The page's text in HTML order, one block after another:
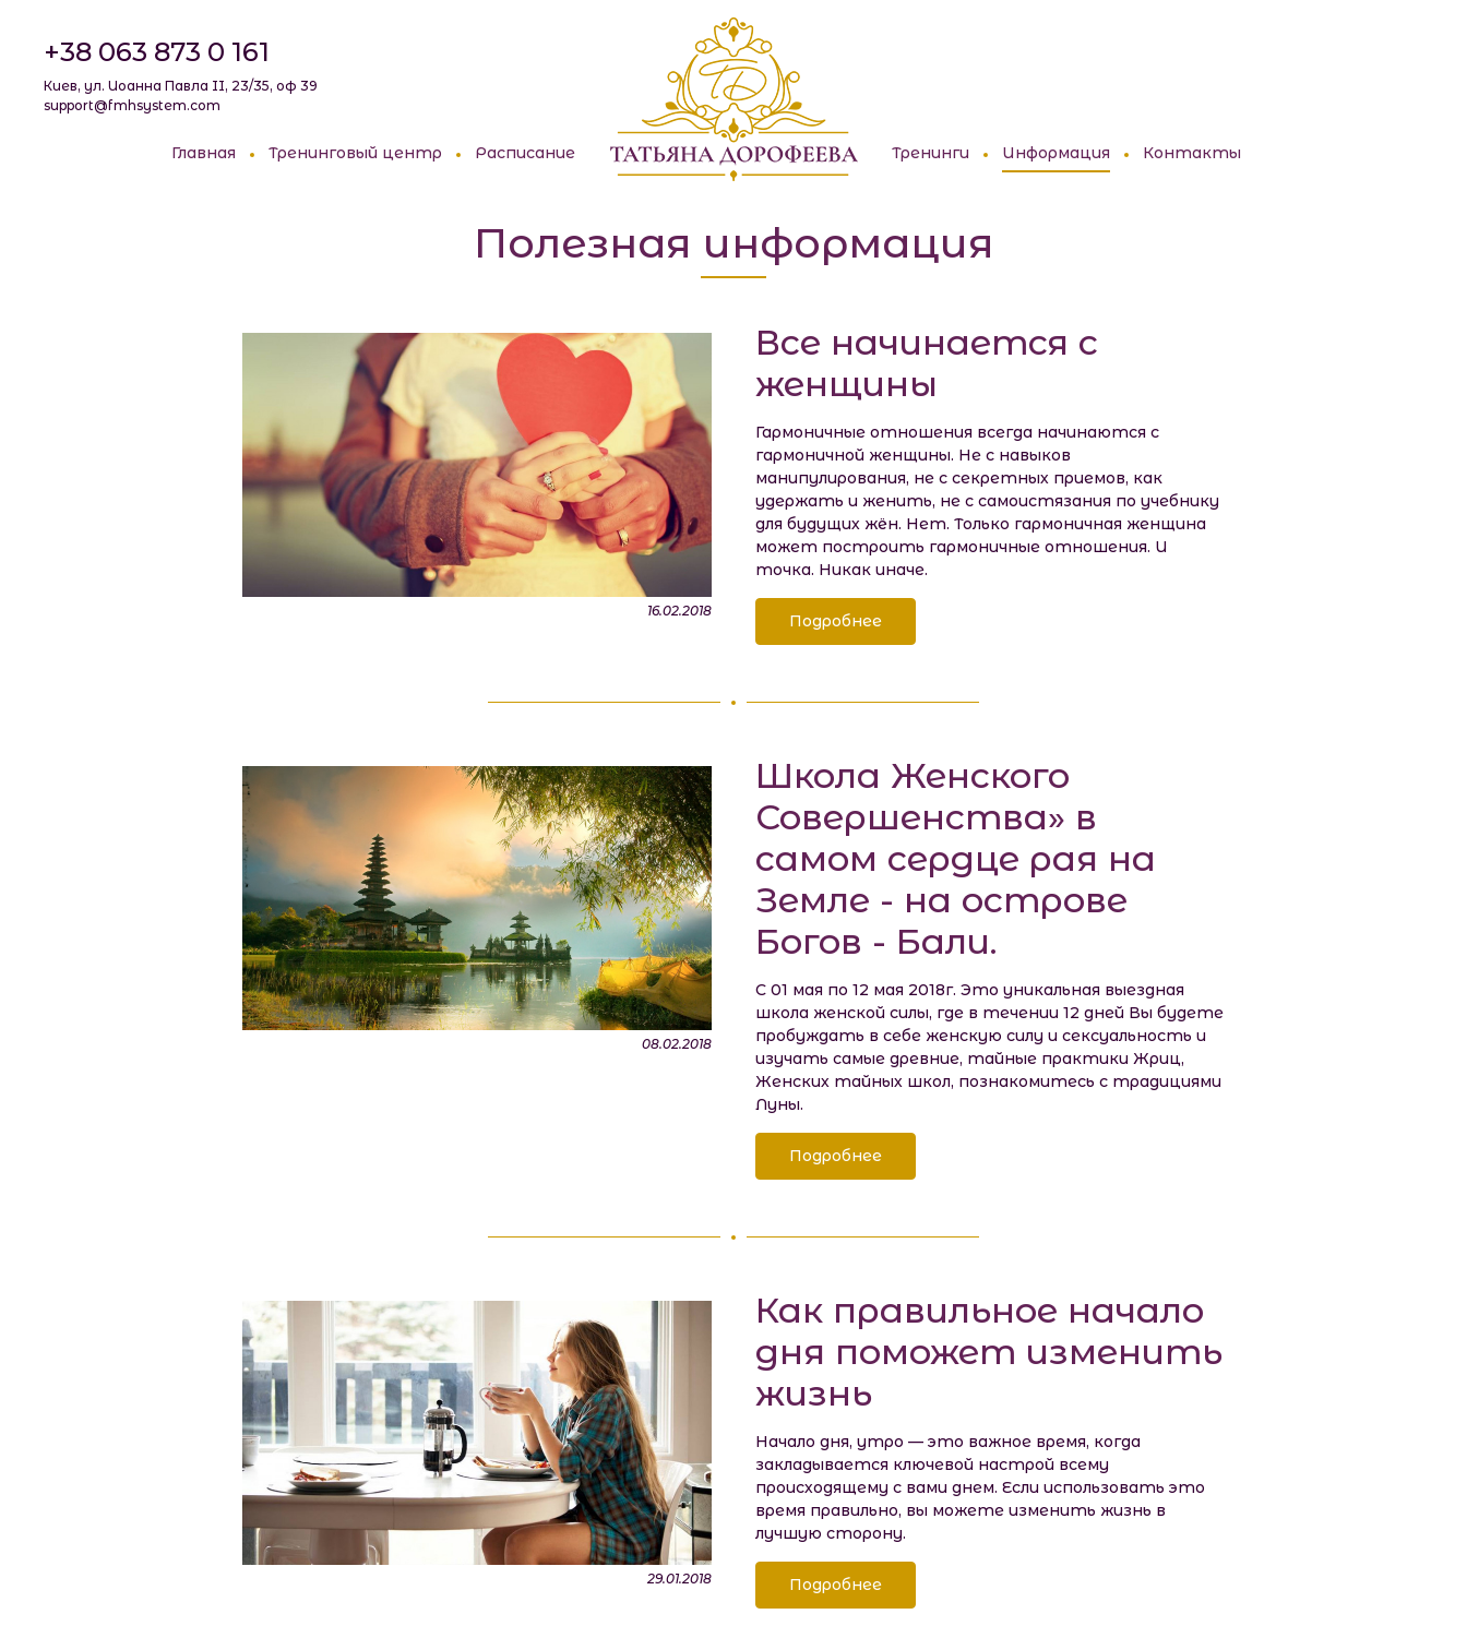
+38 063 873 0 161
Киев, ул. Иоанна Павла II, 23/35, оф 39
support@fmhsystem.com
Главная Тренинговый центр Расписание Тренинги Информация Контакты
Полезная информация
16.02.2018
Все начинается с
женщины
Гармоничные отношения всегда начинаются с
гармоничной женщины. Не с навыков
манипулирования, не с секретных приемов, как
удержать и женить, не с самоистязания по учебнику
для будущих жён. Нет. Только гармоничная женщина
может построить гармоничные отношения. И
точка. Никак иначе.
Подробнее
08.02.2018
Школа Женского
Совершенства» в
самом сердце рая на
Земле - на острове
Богов - Бали.
С 01 мая по 12 мая 2018г. Это уникальная выездная
школа женской силы, где в течении 12 дней Вы будете
пробуждать в себе женскую силу и сексуальность и
изучать самые древние, тайные практики Жриц,
Женских тайных школ, познакомитесь с традициями
Луны.
Подробнее
29.01.2018
Как правильное начало
дня поможет изменить
жизнь
Начало дня, утро — это важное время, когда
закладывается ключевой настрой всему
происходящему с вами днем. Если использовать это
время правильно, вы можете изменить жизнь в
лучшую сторону.
Подробнее